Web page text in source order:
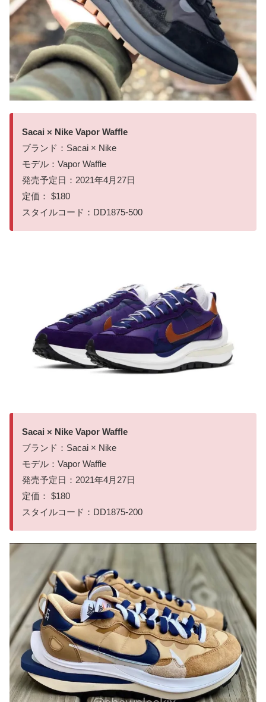
Sacai × Nike Vapor Waffle
ブランド：Sacai × Nike
モデル：Vapor Waffle
発売予定日：2021年4月27日
定価： $180
スタイルコード：DD1875-500
Sacai × Nike Vapor Waffle
ブランド：Sacai × Nike
モデル：Vapor Waffle
発売予定日：2021年4月27日
定価： $180
スタイルコード：DD1875-200